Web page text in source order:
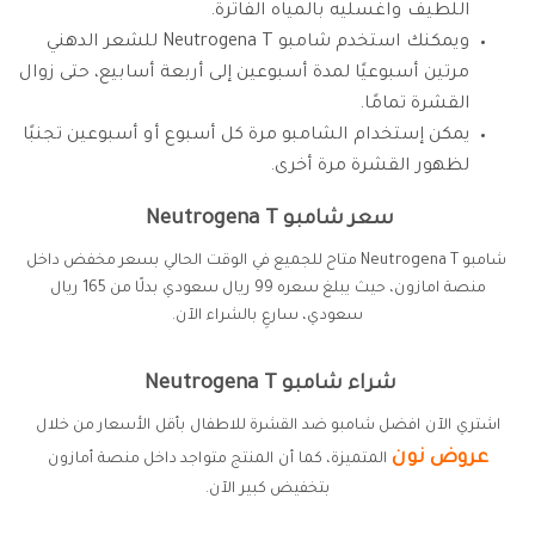
اللطيف واغسليه بالمياه الفاترة.
ويمكنك استخدم شامبو Neutrogena T للشعر الدهني
مرتين أسبوعيًا لمدة أسبوعين إلى أربعة أسابيع، حتى زوال
القشرة تمامًا.
يمكن إستخدام الشامبو مرة كل أسبوع أو أسبوعين تجنبًا
لظهور القشرة مرة أخرى.
سعر شامبو Neutrogena T
شامبو Neutrogena T متاح للجميع في الوقت الحالي بسعر مخفض داخل
منصة امازون، حيث يبلغ سعره 99 ريال سعودي بدلًا من 165 ريال
سعودي، سارعِ بالشراء الآن.
شراء شامبو Neutrogena T
اشتري الآن افضل شامبو ضد القشرة للاطفال بأقل الأسعار من خلال
عروض نون المتميزة، كما أن المنتج متواجد داخل منصة أمازون
بتخفيض كبير الآن.